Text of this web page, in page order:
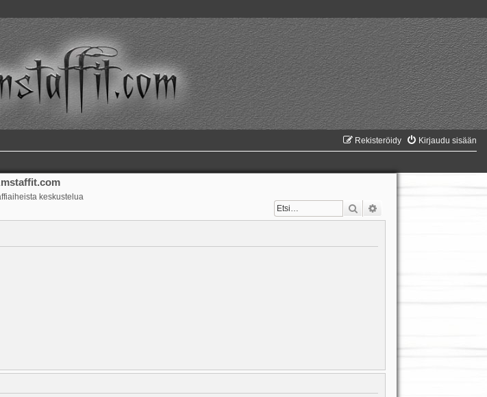
Kirjaudu sisään
Rekisteröidy
keskustelua
Etsi